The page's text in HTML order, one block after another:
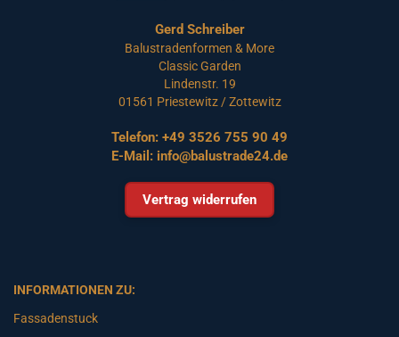
Gerd Schreiber
Balustradenformen & More
Classic Garden
Lindenstr. 19
01561 Priestewitz / Zottewitz
Telefon: +49 3526 755 90 49
E-Mail: info@balustrade24.de
Vertrag widerrufen
INFORMATIONEN ZU:
Fassadenstuck